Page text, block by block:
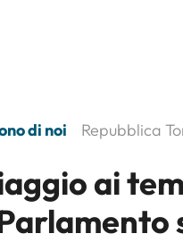
di noi Repubblica
ai